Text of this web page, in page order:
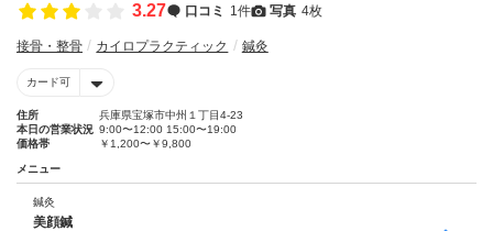
3.27 口コミ 1件 写真 4枚
接骨・整骨 カイロプラクティック 鍼灸
カード可
住所
兵庫県宝塚市中州１丁目4-23
本日の営業状況 9:00〜12:00 15:00〜19:00
価格帯
￥1,200〜￥9,800
メニュー
鍼灸
美顔鍼